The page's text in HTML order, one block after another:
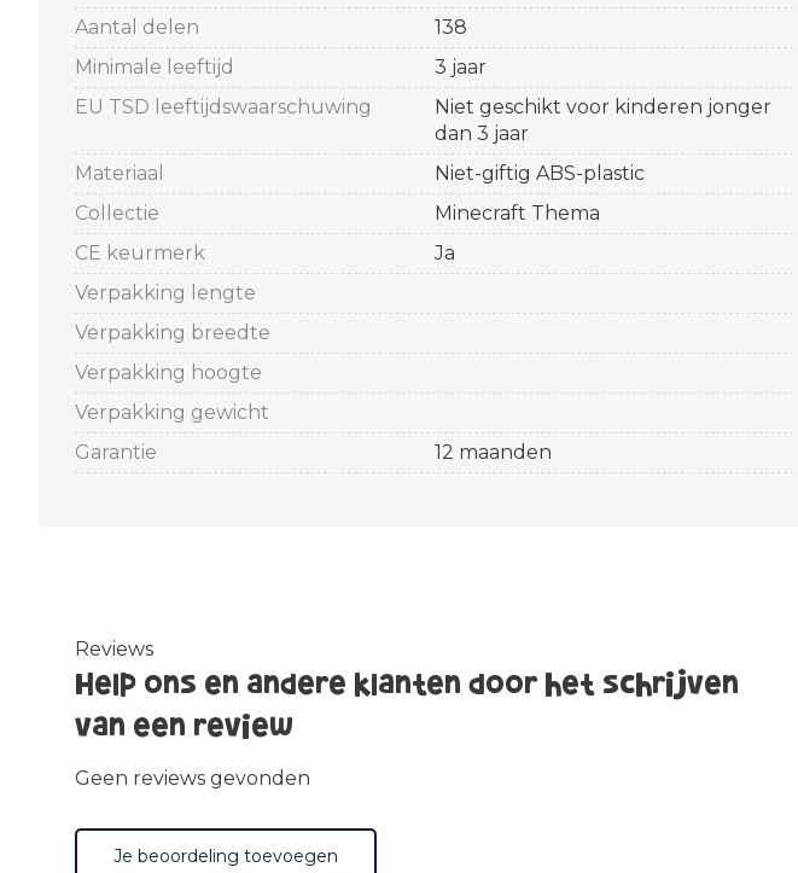
Aantal delen
138
Minimale leeftijd
3 jaar
EU TSD leeftijdswaarschuwing
Niet geschikt voor kinderen jonger
dan 3 jaar
Materiaal
Niet-giftig ABS-plastic
Collectie
Minecraft Thema
CE keurmerk
Ja
Verpakking lengte
Verpakking breedte
Verpakking hoogte
Verpakking gewicht
Garantie
12 maanden
Reviews
Help ons en andere klanten door het schrijven
van een review
Geen reviews gevonden
Je beoordeling toevoegen